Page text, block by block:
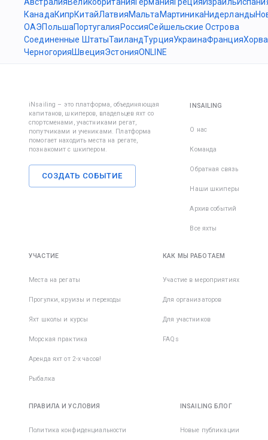
КанадаКипрКитайЛатвияМальта МартиникаНидерланды
ОАЭПольшаПортугалия РоссияСейшельские Острова
Соединенные ШтатыТаиландТурцияУкраинаФранция
ЧерногорияШвецияЭстонияONLINE
iNsailing – это платформа, объединяющая
капитанов, шкиперов, владельцев яхт со
спортсменами, участниками регат,
попутчиками и учениками. Платформа
помогает находить места на регате,
познакомит с шкипером.
СОЗДАТЬ СОБЫТИЕ
INSAILING
О нас
Команда
Обратная связь
Наши шкиперы
Архив событий
Все яхты
УЧАСТИЕ
Места на регаты
Прогулки, круизы и переходы
Яхт школы и курсы
Морская практика
Аренда яхт от 2-х часов!
Рыбалка
КАК МЫ РАБОТАЕМ
Участие в мероприятиях
Для организаторов
Для участников
FAQs
ПРАВИЛА И УСЛОВИЯ
Политика конфиденциальности
INSAILING БЛОГ
Новые публикации